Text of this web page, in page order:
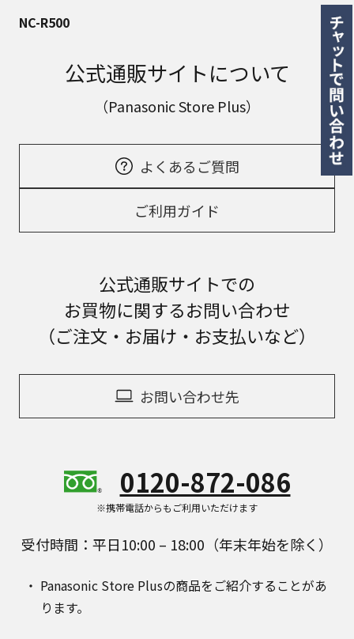
NC-R500
公式通販サイトについて
（Panasonic Store Plus）
よくあるご質問
ご利用ガイド
公式通販サイトでの
お買物に関するお問い合わせ
（ご注文・お届け・お支払いなど）
お問い合わせ先
0120-872-086
※携帯電話からもご利用いただけます
受付時間：平日10:00 – 18:00（年末年始を除く）
Panasonic Store Plusの商品をご紹介することがあ
ります。